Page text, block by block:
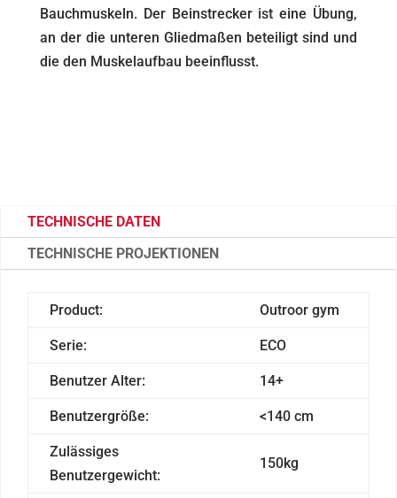
Bauchmuskeln. Der Beinstrecker ist eine Übung,
an der die unteren Gliedmaßen beteiligt sind und
die den Muskelaufbau beeinflusst.
TECHNISCHE DATEN
TECHNISCHE PROJEKTIONEN
Product: Outroor gym
Serie: ECO
Benutzer Alter: 14+
Benutzergröße: <140 cm
Zulässiges
Benutzergewicht:
150kg